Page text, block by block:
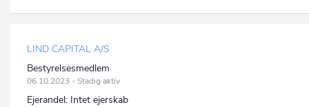
LIND CAPITAL A/S
Bestyrelsesmedlem
06.10.2023 - Stadig aktiv
Ejerandel: Intet ejerskab